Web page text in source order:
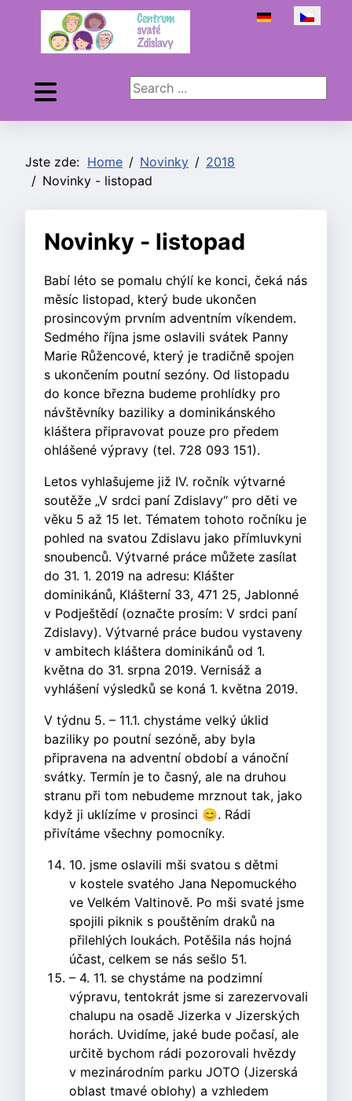
Zvolte jazyk
Search ...
Jste zde: Home Novinky
2018
Novinky - listopad
Novinky - listopad
Babí léto se pomalu chýlí ke konci, čeká nás
měsíc listopad, který bude ukončen
prosincovým prvním adventním víkendem.
Sedmého října jsme oslavili svátek Panny
Marie Růžencové, který je tradičně spojen
s ukončením poutní sezóny. Od listopadu
do konce března budeme prohlídky pro
návštěvníky baziliky a dominikánského
kláštera připravovat pouze pro předem
ohlášené výpravy (tel. 728 093 151).
Letos vyhlašujeme již IV. ročník výtvarné
soutěže „V srdci paní Zdislavy“ pro děti ve
věku 5 až 15 let. Tématem tohoto ročníku je
pohled na svatou Zdislavu jako přímluvkyni
snoubenců. Výtvarné práce můžete zasílat
do 31. 1. 2019 na adresu: Klášter
dominikánů, Klášterní 33, 471 25, Jablonné
v Podještědí (označte prosím: V srdci paní
Zdislavy). Výtvarné práce budou vystaveny
v ambitech kláštera dominikánů od 1.
května do 31. srpna 2019. Vernisáž a
vyhlášení výsledků se koná 1. května 2019.
V týdnu 5. – 11.1. chystáme velký úklid
baziliky po poutní sezóně, aby byla
připravena na adventní období a vánoční
svátky. Termín je to časný, ale na druhou
stranu při tom nebudeme mrznout tak, jako
když ji uklízíme v prosinci 😊. Rádi
přivítáme všechny pomocníky.
10. jsme oslavili mši svatou s dětmi
v kostele svatého Jana Nepomuckého
ve Velkém Valtinově. Po mši svaté jsme
spojili piknik s pouštěním draků na
přilehlých loukách. Potěšila nás hojná
účast, celkem se nás sešlo 51.
– 4. 11. se chystáme na podzimní
výpravu, tentokrát jsme si zarezervovali
chalupu na osadě Jizerka v Jizerských
horách. Uvidíme, jaké bude počasí, ale
určitě bychom rádi pozorovali hvězdy
v mezinárodním parku JOTO (Jizerská
oblast tmavé oblohy) a vzhledem